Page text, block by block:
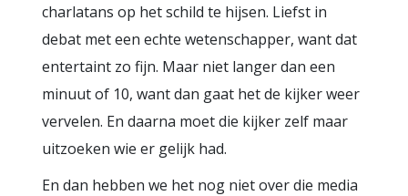
charlatans op het schild te hijsen. Liefst in
debat met een echte wetenschapper, want dat
entertaint zo fijn. Maar niet langer dan een
minuut of 10, want dan gaat het de kijker weer
vervelen. En daarna moet die kijker zelf maar
uitzoeken wie er gelijk had.
En dan hebben we het nog niet over die media